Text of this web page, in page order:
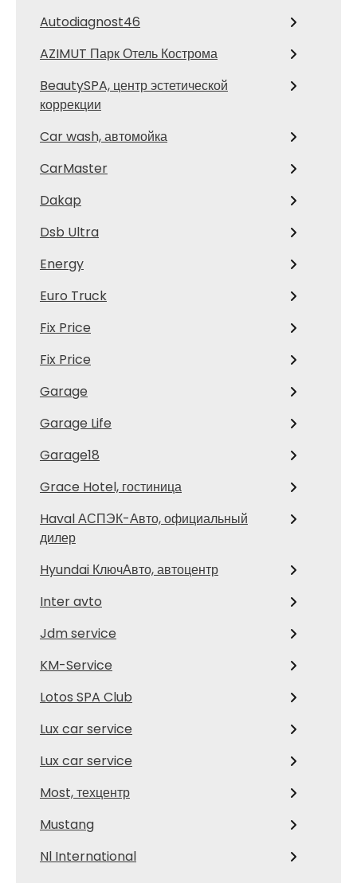
Autodiagnost46
AZIMUT Парк Отель Кострома
BeautySPA, центр эстетической
коррекции
Car wash, автомойка
CarMaster
Dakap
Dsb Ultra
Energy
Euro Truck
Fix Price
Fix Price
Garage
Garage Life
Garage18
Grace Hotel, гостиница
Haval АСПЭК-Авто, официальный
дилер
Hyundai КлючАвто, автоцентр
Inter avto
Jdm service
KM-Service
Lotos SPA Club
Lux car service
Lux car service
Most, техцентр
Mustang
Nl International